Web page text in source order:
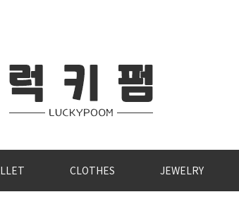
CLOTHES JEWELRY